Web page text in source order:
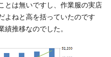
とは無いですし、作業服の実店
よねと高を括っていたのです
推移なのでした。